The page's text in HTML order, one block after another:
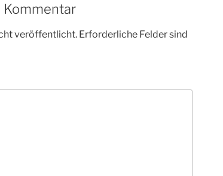
Kommentar
veröffentlicht. Erforderliche Felder sind